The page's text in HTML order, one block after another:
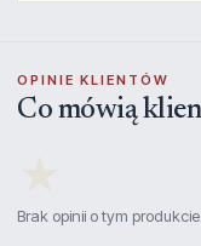
OPINIE KLIENTÓW
Co mówią
Brak opinii o tym produkcie.